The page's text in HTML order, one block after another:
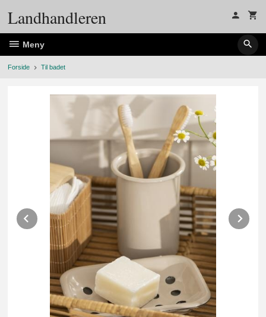
Landhandleren
Meny
Forside Til badet
Prev